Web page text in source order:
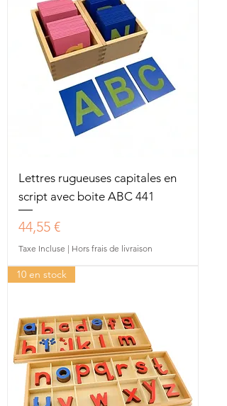
Lettres rugueuses capitales en
script avec boite ABC 441
Prix
44,55 €
Taxe Incluse | Hors frais de livraison
10 en stock